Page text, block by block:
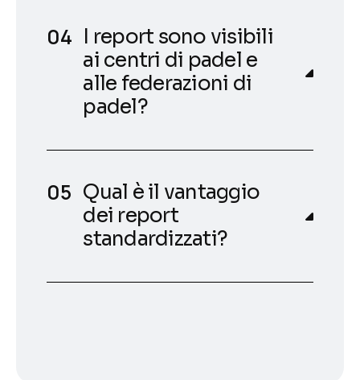
I report sono visibili
ai centri di padel e
alle federazioni di
padel?
Qual è il vantaggio
dei report
standardizzati?